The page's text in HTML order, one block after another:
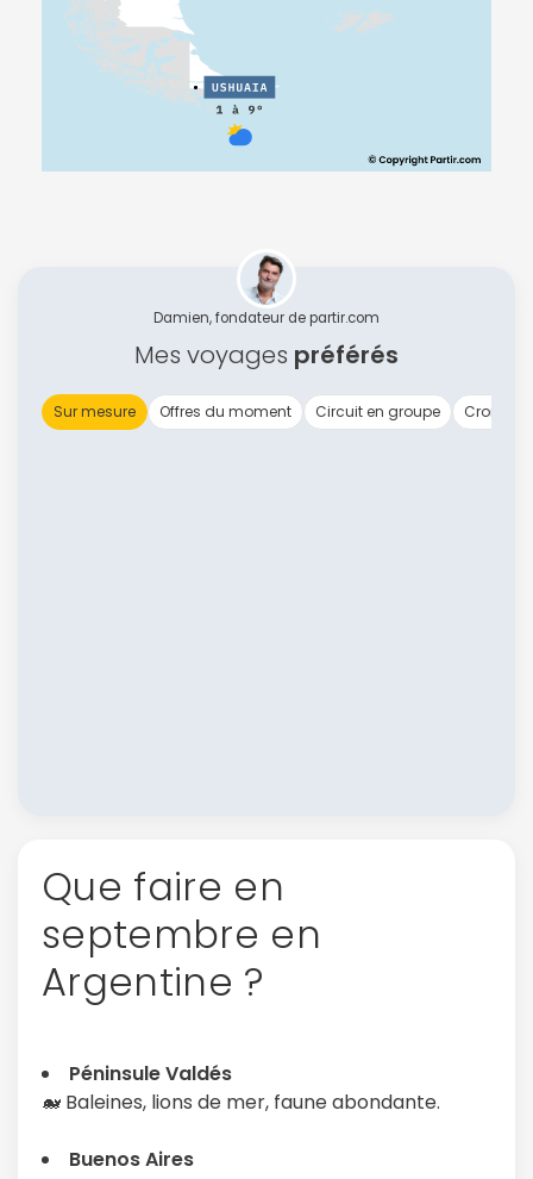
Damien, fondateur de partir.com
Mes voyages préférés
Sur mesure Offres du moment Circuit en groupe Croisière
Que faire en
septembre en
Argentine ?
Péninsule Valdés
🐋 Baleines, lions de mer, faune abondante.
Buenos Aires